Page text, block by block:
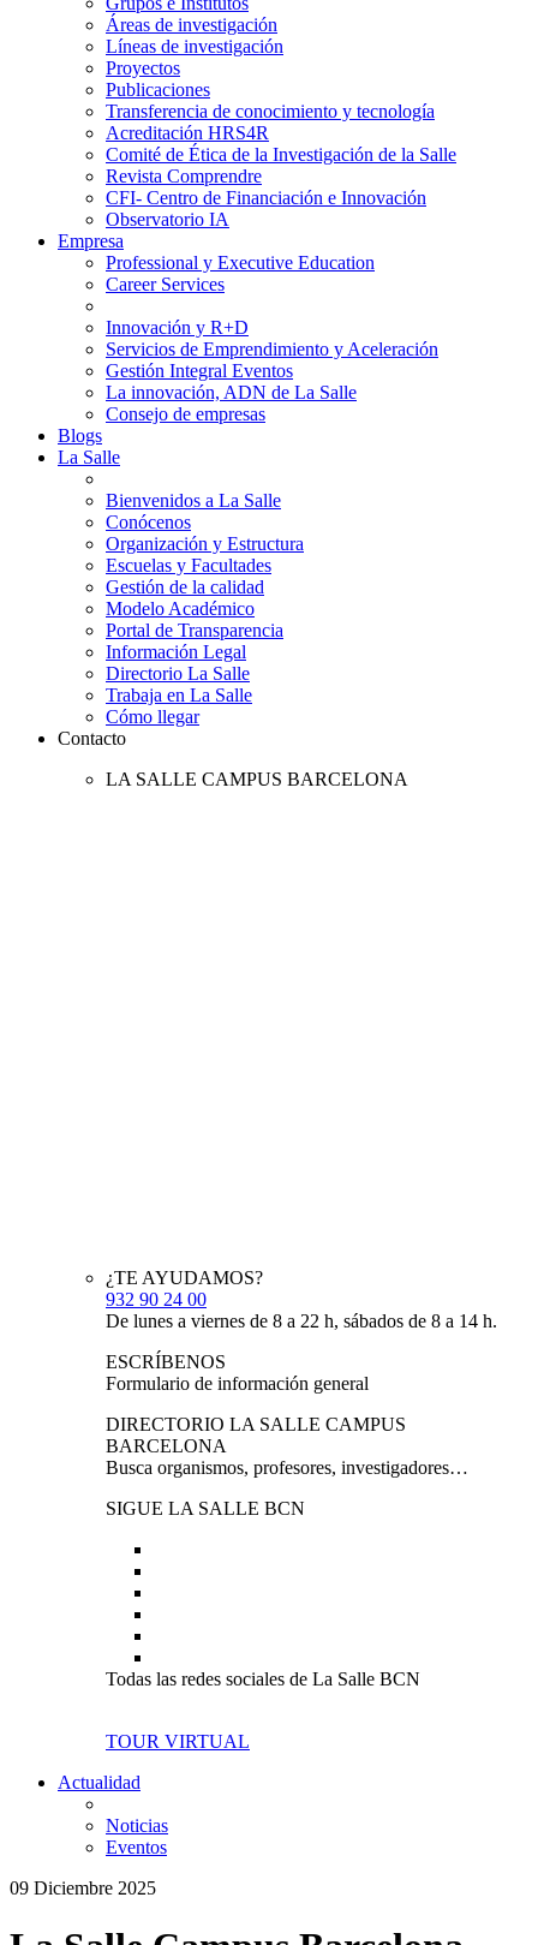
Áreas de investigación
Líneas de investigación
Proyectos
Publicaciones
Transferencia de conocimiento y tecnología
Acreditación HRS4R
Comité de Ética de la Investigación de la Salle
Revista Comprendre
CFI- Centro de Financiación e Innovación
Observatorio IA
Empresa
Professional y Executive Education
Career Services
Innovación y R+D
Servicios de Emprendimiento y Aceleración
Gestión Integral Eventos
La innovación, ADN de La Salle
Consejo de empresas
Blogs
La Salle
Bienvenidos a La Salle
Conócenos
Organización y Estructura
Escuelas y Facultades
Gestión de la calidad
Modelo Académico
Portal de Transparencia
Información Legal
Directorio La Salle
Trabaja en La Salle
Cómo llegar
Contacto
LA SALLE CAMPUS BARCELONA
¿TE AYUDAMOS?
932 90 24 00
De lunes a viernes de 8 a 22 h, sábados de 8 a 14 h.
ESCRÍBENOS
Formulario de información general
DIRECTORIO LA SALLE CAMPUS
BARCELONA
Busca organismos, profesores, investigadores…
SIGUE LA SALLE BCN
Todas las redes sociales de La Salle BCN
TOUR VIRTUAL
Actualidad
Noticias
Eventos
09 Diciembre 2025